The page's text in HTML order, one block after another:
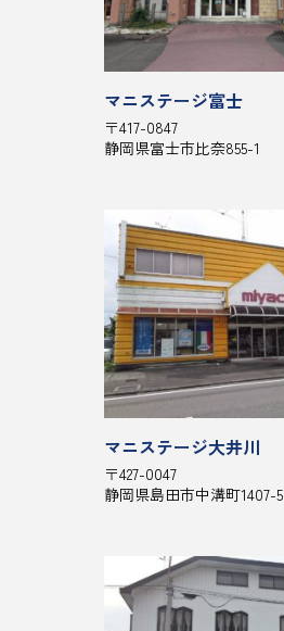
マニステージ富士
〒417-0847
静岡県富士市比奈855-1
マニステージ大井川
〒427-0047
静岡県島田市中溝町1407-5